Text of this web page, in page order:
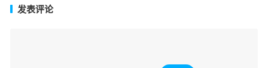
发表评论